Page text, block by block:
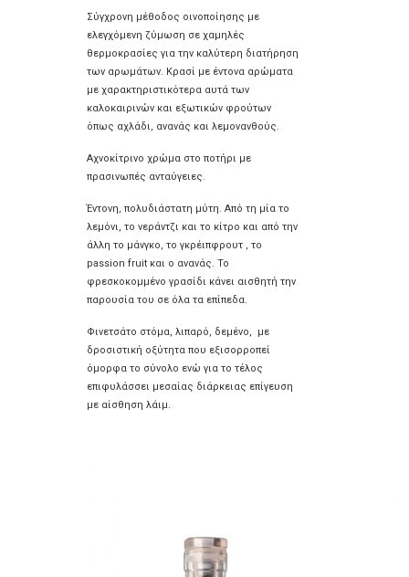
Σύγχρονη μέθοδος οινοποίησης με
ελεγχόμενη ζύμωση σε χαμηλές
θερμοκρασίες για την καλύτερη διατήρηση
των αρωμάτων. Κρασί με έντονα αρώματα
με χαρακτηριστικότερα αυτά των
καλοκαιρινών και εξωτικών φρούτων
όπως αχλάδι, ανανάς και λεμονανθούς.
Αχνοκίτρινο χρώμα στο ποτήρι με
πρασινωπές ανταύγειες.
Έντονη, πολυδιάστατη μύτη. Από τη μία το
λεμόνι, το νεράντζι και το κίτρο και από την
άλλη το μάνγκο, το γκρέιπφρουτ , το
passion fruit και ο ανανάς. Το
φρεσκοκομμένο γρασίδι κάνει αισθητή την
παρουσία του σε όλα τα επίπεδα.
Φινετσάτο στόμα, λιπαρό, δεμένο, με
δροσιστική οξύτητα που εξισορροπεί
όμορφα το σύνολο ενώ για το τέλος
επιφυλάσσει μεσαίας διάρκειας επίγευση
με αίσθηση λάιμ.